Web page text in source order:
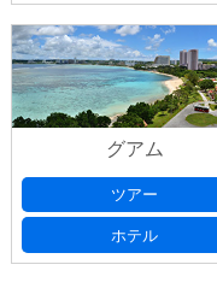
グアム
ツアー
ホテル